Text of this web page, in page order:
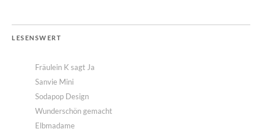
LESENSWERT
Fräulein K sagt Ja
Sanvie Mini
Sodapop Design
Wunderschön gemacht
Elbmadame